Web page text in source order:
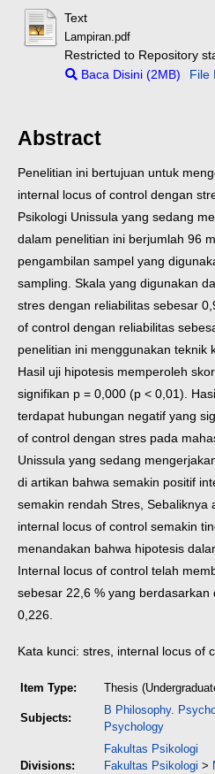
Text
Lampiran.pdf
Restricted to Repository
Baca Disini (2MB)
File
Abstract
Penelitian ini bertujuan untuk
internal locus of control dengan
Psikologi Unissula yang sedang
dalam penelitian ini berjumlah 96
pengambilan sampel yang
sampling. Skala yang digunakan
stres dengan reliabilitas sebesar
of control dengan reliabilitas
penelitian ini menggunakan teknik
Hasil uji hipotesis memperoleh
signifikan p = 0,000 (p < 0,01).
terdapat hubungan negatif yang
of control dengan stres pada
Unissula yang sedang
di artikan bahwa semakin positif
semakin rendah Stres, Sebaliknya
internal locus of control semakin
menandakan bahwa hipotesis
Internal locus of control telah
sebesar 22,6 % yang
0,226.
Kata kunci: stres, internal locus of
Item Type: Thesis
Subjects:
B Philosophy.
Psychology
Divisions:
Fakultas Psikologi
Fakultas Psikologi >